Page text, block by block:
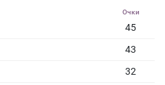
Очки
45
43
32